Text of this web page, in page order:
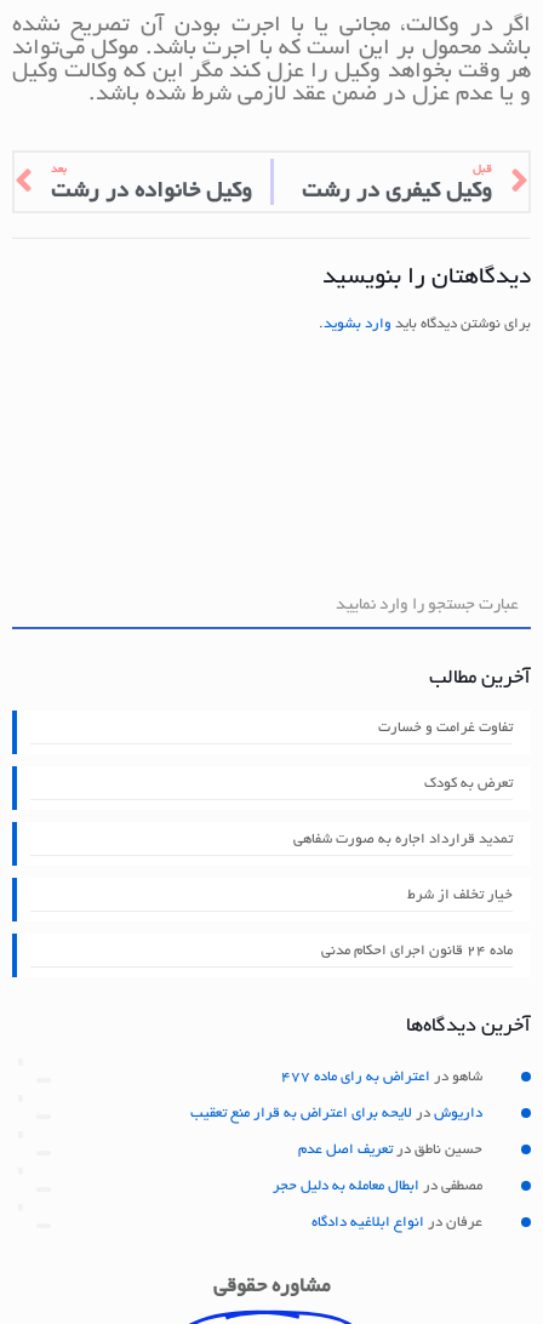
اگر در وکالت، مجانی یا با اجرت بودن آن تصریح نشده
باشد محمول بر این است که با اجرت باشد. موکل می‌تواند
هر وقت بخواهد وکیل را عزل کند مگر این که وکالت وکیل
و یا عدم عزل در ضمن عقد لازمی شرط شده باشد.
قبل
وکیل کیفری در رشت
بعد
وکیل خانواده در رشت
دیدگاهتان را بنویسید
برای نوشتن دیدگاه باید وارد بشوید.
آخرین مطالب
تفاوت غرامت و خسارت
تعرض به کودک
تمدید قرارداد اجاره به صورت شفاهی
خیار تخلف از شرط
ماده ۲۴ قانون اجرای احکام مدنی
آخرین دیدگاه‌ها
شاهو در اعتراض به رای ماده 477
داریوش در لایحه برای اعتراض به قرار منع تعقیب
حسین ناطق درتعریف اصل عدم
مصطفی در ابطال معامله به دلیل حجر
عرفان در انواع ابلاغیه دادگاه
مشاوره حقوقی